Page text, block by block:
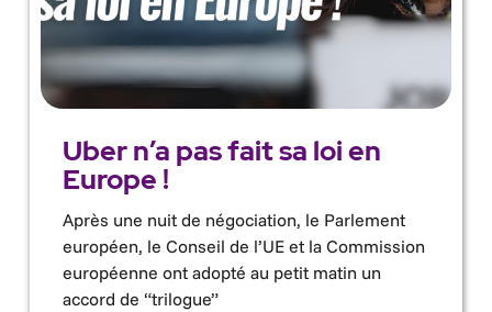
Uber n’a pas fait sa loi en
Europe !
Après une nuit de négociation, le Parlement
européen, le Conseil de l’UE et la Commission
européenne ont adopté au petit matin un
accord de “trilogue”